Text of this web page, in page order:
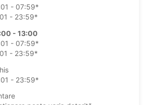
- 07:59*
- 23:59*
- 13:00
- 07:59*
- 23:59*
- 23:59*